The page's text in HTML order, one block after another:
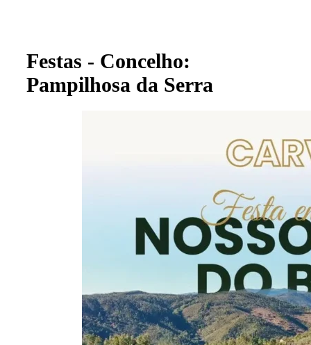
Festas - Concelho:
Pampilhosa da Serra